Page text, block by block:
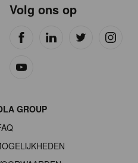
Volg ons op
GROUP